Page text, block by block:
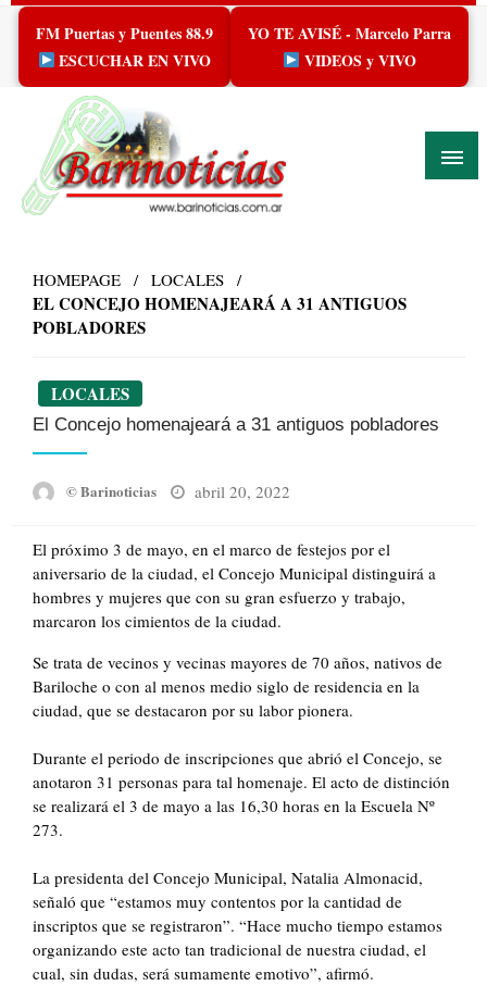
Skip
content
FM Puertas y Puentes 88.9
ESCUCHAR EN VIVO
YO TE AVISÉ - Marcelo Parra
VIDEOS y VIVO
HOMEPAGE LOCALES
EL CONCEJO HOMENAJEARÁ A 31 ANTIGUOS
POBLADORES
LOCALES
El Concejo homenajeará a 31 antiguos pobladores
© Barinoticias
Posted
abril 20, 2022
El próximo 3 de mayo, en el marco de festejos por el
aniversario de la ciudad, el Concejo Municipal distinguirá a
hombres y mujeres que con su gran esfuerzo y trabajo,
marcaron los cimientos de la ciudad.
Se trata de vecinos y vecinas mayores de 70 años, nativos de
Bariloche o con al menos medio siglo de residencia en la
ciudad, que se destacaron por su labor pionera.
Durante el periodo de inscripciones que abrió el Concejo, se
anotaron 31 personas para tal homenaje. El acto de distinción
se realizará el 3 de mayo a las 16,30 horas en la Escuela Nº
273.
La presidenta del Concejo Municipal, Natalia Almonacid,
señaló que “estamos muy contentos por la cantidad de
inscriptos que se registraron”. “Hace mucho tiempo estamos
organizando este acto tan tradicional de nuestra ciudad, el
cual, sin dudas, será sumamente emotivo”, afirmó.